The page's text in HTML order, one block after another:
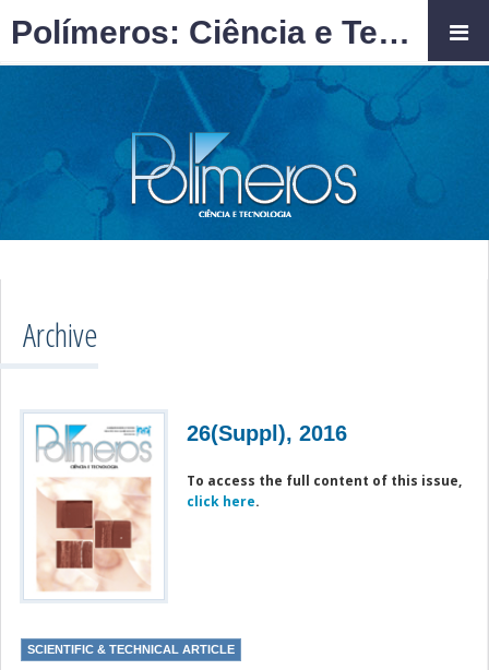
Archive
26(Suppl), 2016
To access the full content of this issue,
click here.
SCIENTIFIC & TECHNICAL ARTICLE
Polímeros: Ciência e Tecnologia